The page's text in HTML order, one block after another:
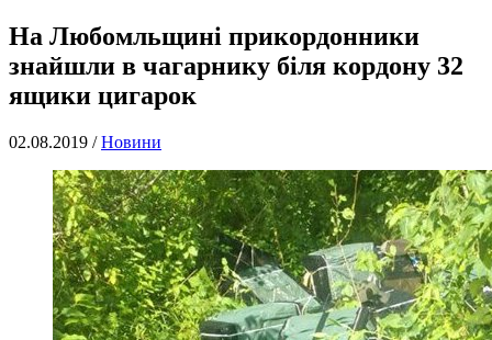
На Любомльщині прикордонники
знайшли в чагарнику біля кордону 32
ящики цигарок
02.08.2019 /Новини